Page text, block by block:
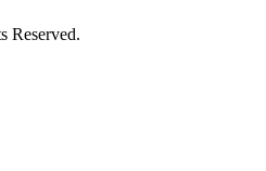
Reserved.